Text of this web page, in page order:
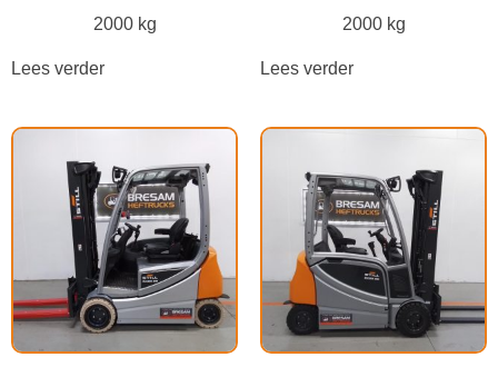
2000 kg
Lees verder
2000 kg
Lees verder